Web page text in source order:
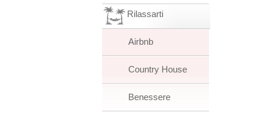
Rilassarti
Airbnb
Country House
Benessere